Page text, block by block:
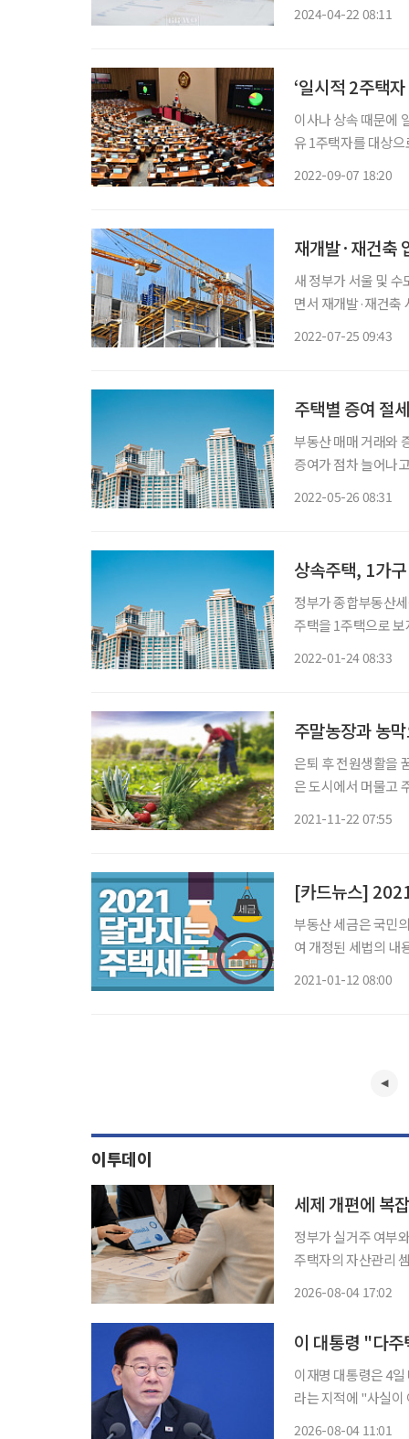
2024-04-22 08:11
‘일시적 2주택
이사나 상속 때문에
유 1주택자를 대상
2022-09-07 18:20
재개발·재건축
새 정부가 서울 및
면서 재개발·재건축 시
2022-07-25 09:43
주택별 증여 절
부동산 매매 거래와
증여가 점차 늘어나
2022-05-26 08:31
상속주택, 1가
정부가 종합부동산
주택을 1주택으로
2022-01-24 08:33
주말농장과 농
은퇴 후 전원생활을
은 도시에서 머물고
2021-11-22 07:55
[카드뉴스]
부동산 세금은 국민
여 개정된 세법의 내용을 소개하
2021-01-12 08:00
이투데이
정부가 실거주 여부
주택자의 자산관리
2026-08-04 17:02
이재명 대통령은 4
라는 지적에 "사실
2026-08-04 11:01